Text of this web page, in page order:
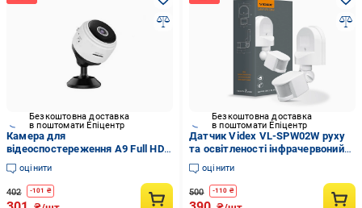
Безкоштовна доставка
в поштомати Епіцентр
Камера для
відеоспостереження А9 Full HD
1080 із датчиком руху
оцінити
402 -101 ₴
Безкоштовна доставка
в поштомати Епіцентр
Датчик Videx VL-SPW02W руху
та освітленості інфрачервоний
1200 W
оцінити
500 -110 ₴